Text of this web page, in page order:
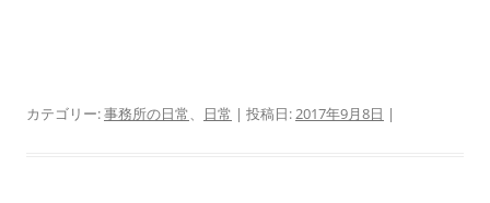
カテゴリー:事務所の日常、 日常 | 投稿日:2017年9月8日 |